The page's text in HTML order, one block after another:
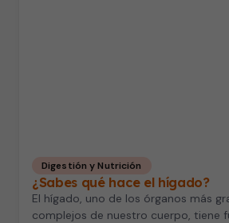
Digestión y Nutrición
¿Sabes qué hace el hígado?
El hígado, uno de los órganos más
complejos de nuestro cuerpo, tiene